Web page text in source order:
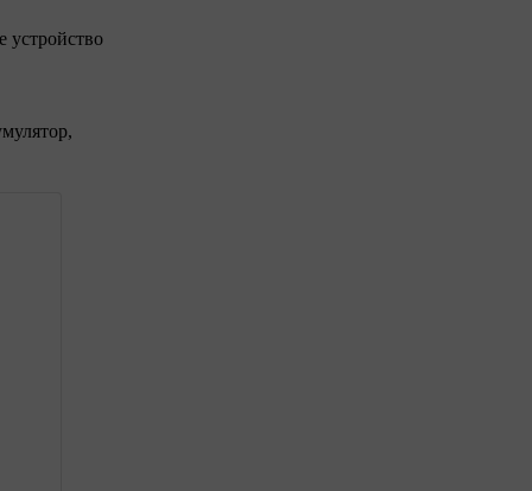
устройство